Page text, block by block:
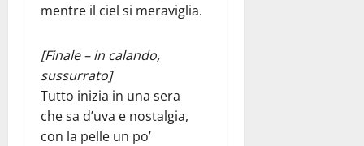
mentre il ciel si meraviglia.
[Finale – in calando,
sussurrato]
Tutto inizia in una sera
che sa d’uva e nostalgia,
con la pelle un po’